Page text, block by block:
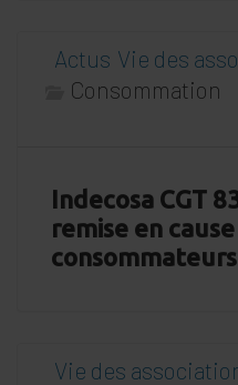
Actus Vie des
Consommation
Indecosa CGT
remise en
consommateurs
Vie des